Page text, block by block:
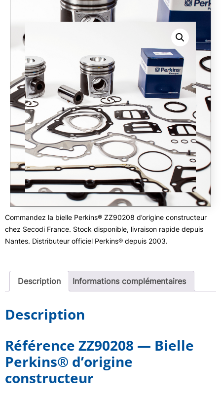
Commandez la bielle Perkins® ZZ90208 d’origine constructeur
chez Secodi France. Stock disponible, livraison rapide depuis
Nantes. Distributeur officiel Perkins® depuis 2003.
Description Informations complémentaires
Description
Référence ZZ90208 — Bielle
Perkins® d’origine
constructeur